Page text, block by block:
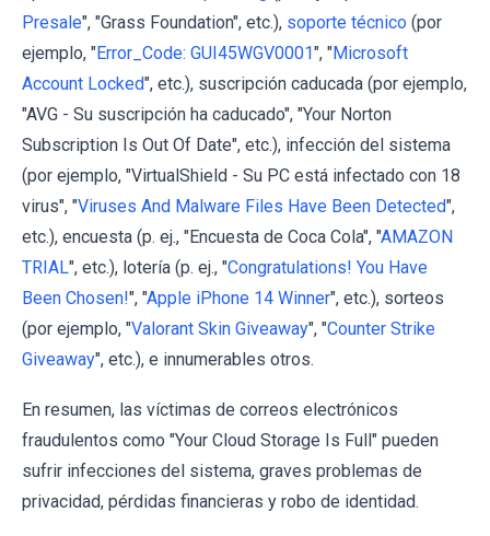
Presale", "Grass Foundation", etc.), soporte técnico (por
ejemplo, "Error_Code: GUI45WGV0001", "Microsoft
Account Locked", etc.), suscripción caducada (por ejemplo,
"AVG - Su suscripción ha caducado", "Your Norton
Subscription Is Out Of Date", etc.), infección del sistema
(por ejemplo, "VirtualShield - Su PC está infectado con 18
virus", "Viruses And Malware Files Have Been Detected",
etc.), encuesta (p. ej., "Encuesta de Coca Cola", "AMAZON
TRIAL", etc.), lotería (p. ej., "Congratulations! You Have
Been Chosen!", "Apple iPhone 14 Winner", etc.), sorteos
(por ejemplo, "Valorant Skin Giveaway", "Counter Strike
Giveaway", etc.), e innumerables otros.
En resumen, las víctimas de correos electrónicos
fraudulentos como "Your Cloud Storage Is Full" pueden
sufrir infecciones del sistema, graves problemas de
privacidad, pérdidas financieras y robo de identidad.